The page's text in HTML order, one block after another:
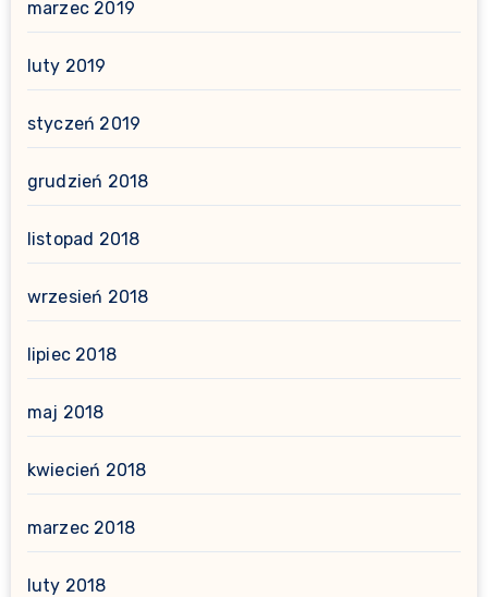
marzec 2019
luty 2019
styczeń 2019
grudzień 2018
listopad 2018
wrzesień 2018
lipiec 2018
maj 2018
kwiecień 2018
marzec 2018
luty 2018